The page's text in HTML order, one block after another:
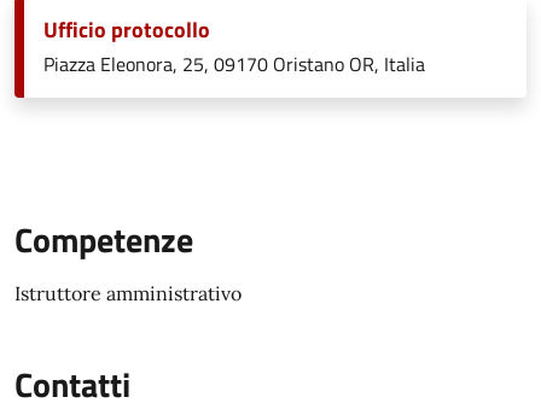
Ufficio protocollo
Piazza Eleonora, 25, 09170 Oristano OR, Italia
Competenze
Istruttore amministrativo
Contatti